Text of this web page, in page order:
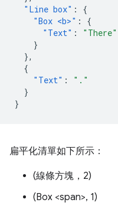
"Line box" :
{
"Box <b>" :
{
"Text" :
"There"
}
},
{
"Text" :
"."
}
}
扁平化清單如下所示：
(線條方塊，2)
(Box <span>, 1)